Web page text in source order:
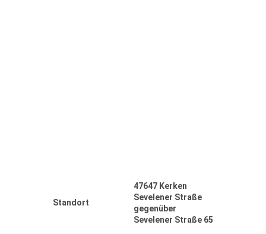
Standort
47647 Kerken
Sevelener Straße
gegenüber
Sevelener Straße 65